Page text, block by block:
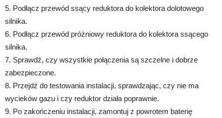
5. Podłącz przewód ssący reduktora do kolektora dolotowego
silnika.
6. Podłącz przewód próżniowy reduktora do kolektora ssącego
silnika.
7. Sprawdź, czy wszystkie połączenia są szczelne i dobrze
zabezpieczone.
8. Przejdź do testowania instalacji, sprawdzając, czy nie ma
wycieków gazu i czy reduktor działa poprawnie.
9. Po zakończeniu instalacji, zamontuj z powrotem baterię